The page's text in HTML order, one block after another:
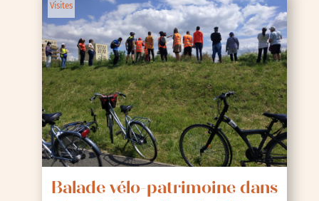
Visites
Balade vélo-patrimoine dans